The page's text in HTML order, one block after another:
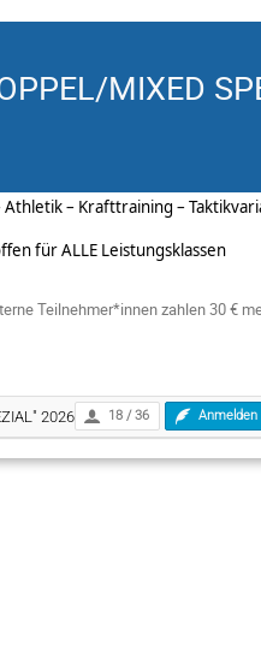
MIXED
– Krafttraining –
für ALLE Leistungsklassen
Teilnehmer*innen zahlen 30 €
2026 18 / 36 Anmelden